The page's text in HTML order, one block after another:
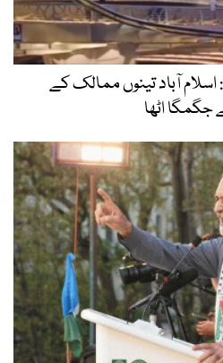
آباد تینوں ممالک کے
جگمگا اٹھا